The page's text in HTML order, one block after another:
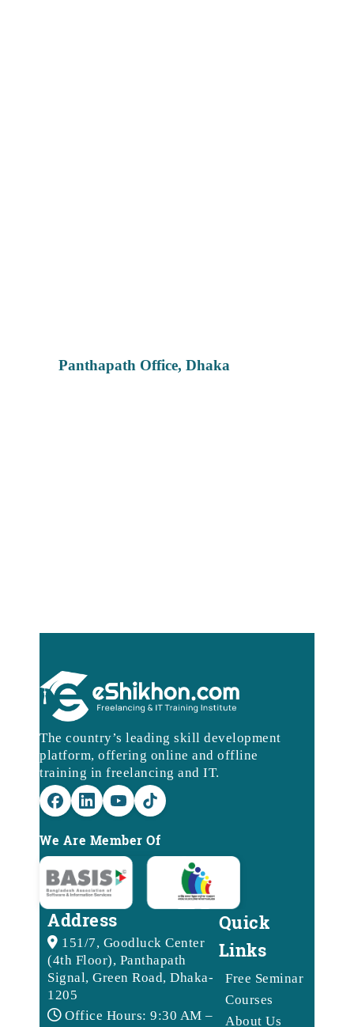
Panthapath Office, Dhaka
The country’s leading skill development
platform, offering online and offline
training in freelancing and IT.
We Are Member Of
Address
151/7, Goodluck Center
(4th Floor), Panthapath
Signal, Green Road, Dhaka-
1205
Office Hours: 9:30 AM –
Quick
Links
Free Seminar
Courses
About Us